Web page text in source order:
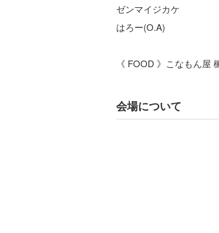
ゼンマイジカケ
はろー(O.A)
《 FOOD 》こなもん屋
会場について